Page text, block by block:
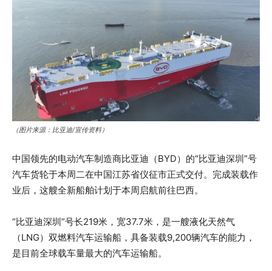
（图片来源：比亚迪/宣传资料）
中国领先的电动汽车制造商比亚迪（BYD）的“比亚迪深圳”号
汽车货轮于本周二在中国江苏省仪征市正式交付。完成装载作
业后，这艘全新船舶计划于本周启航前往巴西。
“比亚迪深圳”号长219米，宽37.7米，是一艘液化天然气
（LNG）双燃料汽车运输船，具备装载9,200辆汽车的能力，
是目前全球载车量最大的汽车运输船。